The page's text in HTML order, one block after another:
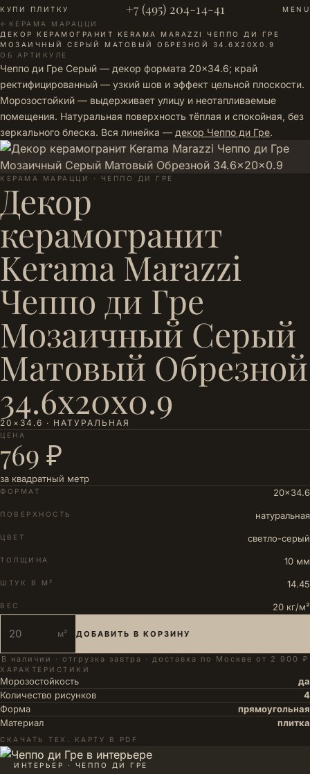
КУПИ ПЛИТКУ +7 (495) 204-14-41
MENU
← КЕРАМА МАРАЦЦИ ·
ДЕКОР КЕРАМОГРАНИТ KERAMA MARAZZI ЧЕППО ДИ ГРЕ
МОЗАИЧНЫЙ СЕРЫЙ МАТОВЫЙ ОБРЕЗНОЙ 34.6X20X0.9
ОБ АРТИКУЛЕ
Чеппо ди Гре Серый — декор формата 20×34.6; край
ректифицированный — узкий шов и эффект цельной плоскости.
Морозостойкий — выдерживает улицу и неотапливаемые
помещения. Натуральная поверхность тёплая и спокойная, без
зеркального блеска. Вся линейка — декор Чеппо ди Гре.
КЕРАМА МАРАЦЦИ · ЧЕППО ДИ ГРЕ
Декор
керамогранит
Kerama Marazzi
Чеппо ди Гре
Мозаичный Серый
Матовый Обрезной
34.6x20x0.9
20×34.6 · НАТУРАЛЬНАЯ
ЦЕНА
769 ₽
за квадратный метр
ФОРМАТ 20×34.6
ПОВЕРХНОСТЬ натуральная
ЦВЕТ светло-серый
ТОЛЩИНА 10 мм
ШТУК В М² 14.45
ВЕС 20 кг/м²
м² ДОБАВИТЬ В КОРЗИНУ
В наличии · отгрузка завтра · доставка по Москве от 2 900 ₽
ХАРАКТЕРИСТИКИ
Морозостойкость
да
Количество рисунков
4
Форма
прямоугольная
Материал
плитка
СКАЧАТЬ ТЕХ. КАРТУ В PDF
ИНТЕРЬЕР · ЧЕППО ДИ ГРЕ